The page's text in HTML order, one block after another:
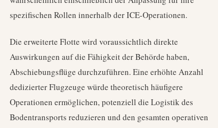
spezifischen Rollen innerhalb der ICE-Operationen.
Die erweiterte Flotte wird voraussichtlich direkte
Auswirkungen auf die Fähigkeit der Behörde haben,
Abschiebungsflüge durchzuführen. Eine erhöhte Anzahl
dedizierter Flugzeuge würde theoretisch häufigere
Operationen ermöglichen, potenziell die Logistik des
Bodentransports reduzieren und den gesamten operativen